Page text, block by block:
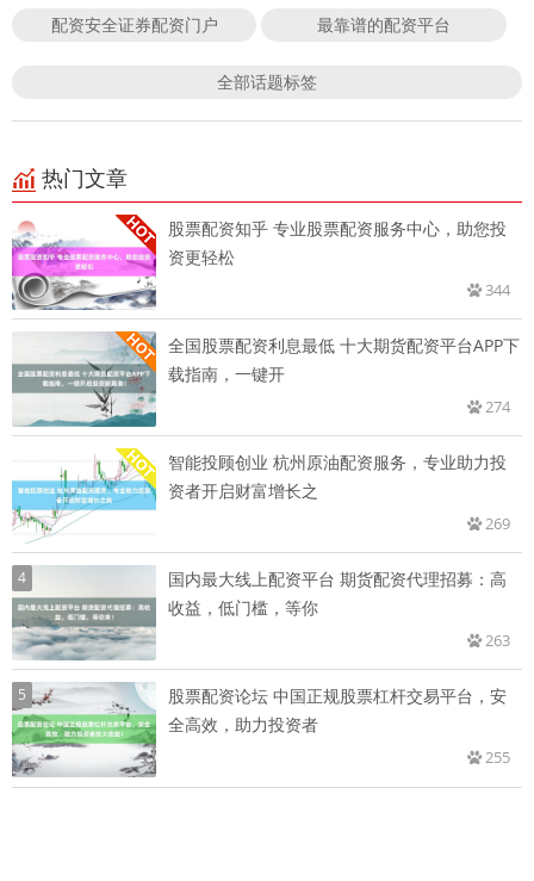
配资安全证券配资门户 最靠谱的配资平台
全部话题标签
热门文章
股票配资知乎 专业股票配资服务中心，助您投
资更轻松
344
全国股票配资利息最低 十大期货配资平台APP下
载指南，一键开
274
智能投顾创业 杭州原油配资服务，专业助力投
资者开启财富增长之
269
4
国内最大线上配资平台 期货配资代理招募：高
收益，低门槛，等你
263
5
股票配资论坛 中国正规股票杠杆交易平台，安
全高效，助力投资者
255